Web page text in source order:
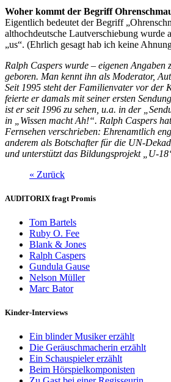
Woher kommt der Begriff
Eigentlich bedeutet der Begriff
althochdeutsche Lautverschiebung wurde
„us“. (Ehrlich gesagt hab ich keine
Ralph Caspers wurde – eigenen Angaben
geboren. Man kennt ihn als Moderator,
Seit 1995 steht der Familienvater vor der
feierte er damals mit seiner ersten
ist er seit 1996 zu sehen, u.a. in der
in „Wissen macht Ah!“. Ralph Caspers
Fernsehen verschrieben: Ehrenamtlich
anderem als Botschafter für die UN-
und unterstützt das Bildungsprojekt „U-
« Zurück
AUDITORIX fragt Promis
Tom Bartels
Ruby O. Fee
Blank & Jones
Ralph Caspers
Gundula Gause
Nelson Müller
Marc Bator
Kinder-Interviews
Ein blinder Musiker erzählt
Die Geräuschmacherin erzählt
Ein Schauspieler erzählt
Beim Hörspielkomponisten